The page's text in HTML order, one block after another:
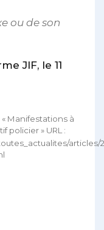
ou de son
JIF, le 11
Manifestations à
policier » URL :
articles/